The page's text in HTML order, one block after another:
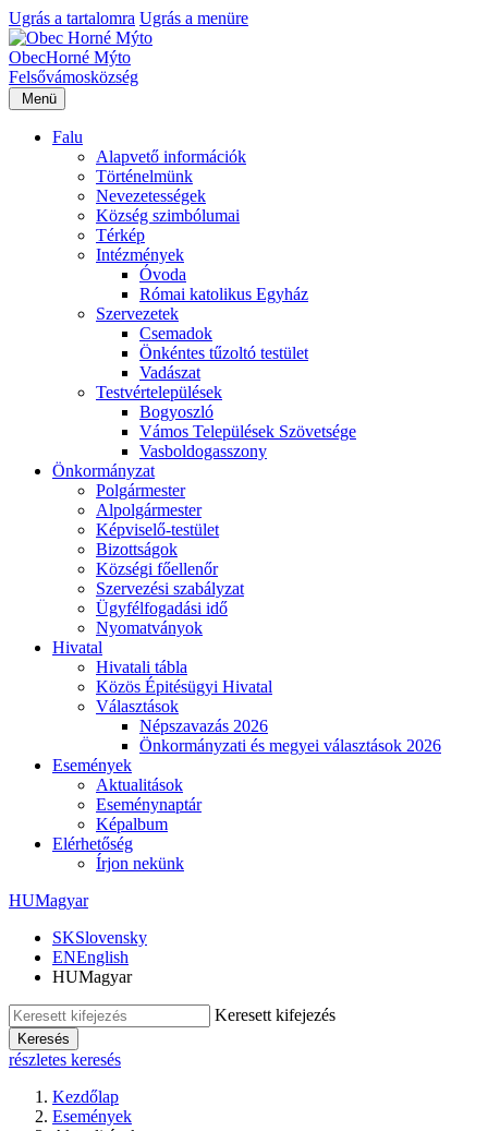
Ugrás a tartalomra Ugrás a menüre
ObecHorné Mýto
Felsővámosközség
Menü
Falu
Alapvető információk
Történelmünk
Nevezetességek
Község szimbólumai
Térkép
Intézmények
Óvoda
Római katolikus Egyház
Szervezetek
Csemadok
Önkéntes tűzoltó testület
Vadászat
Testvértelepülések
Bogyoszló
Vámos Települések Szövetsége
Vasboldogasszony
Önkormányzat
Polgármester
Alpolgármester
Képviselő-testület
Bizottságok
Községi főellenőr
Szervezési szabályzat
Ügyfélfogadási idő
Nyomatványok
Hivatal
Hivatali tábla
Közös Épitésügyi Hivatal
Választások
Népszavazás 2026
Önkormányzati és megyei választások 2026
Események
Aktualitások
Eseménynaptár
Képalbum
Elérhetőség
Írjon nekünk
HUMagyar
SKSlovensky
ENEnglish
HUMagyar
Keresett kifejezés
Keresés
részletes keresés
Kezdőlap
Események